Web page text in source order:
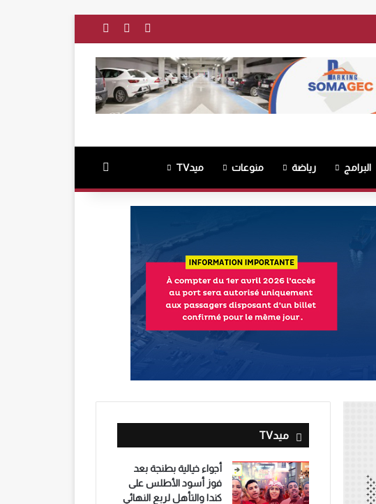
فيسبوك‫YouTube
البرامج رياضة منوعات ميدTV
ميدTV
أجواء خيالية بطنجة بعد
فوز أسود الأطلس على
كندا والتأهل لربع النهائي